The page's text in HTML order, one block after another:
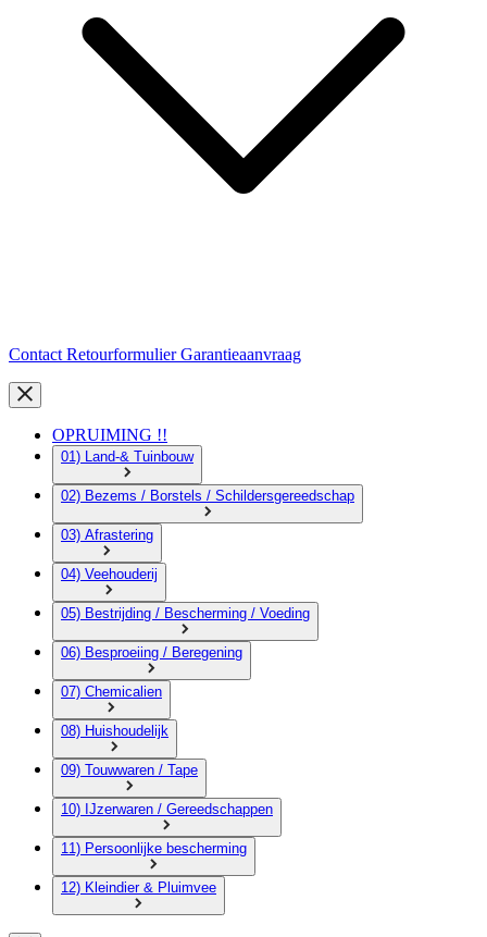
Contact RetourformulierGarantieaanvraag
OPRUIMING !!
01) Land-& Tuinbouw
02) Bezems / Borstels / Schildersgereedschap
03) Afrastering
04) Veehouderij
05) Bestrijding / Bescherming / Voeding
06) Besproeiing / Beregening
07) Chemicalien
08) Huishoudelijk
09) Touwwaren / Tape
10) IJzerwaren / Gereedschappen
11) Persoonlijke bescherming
12) Kleindier & Pluimvee